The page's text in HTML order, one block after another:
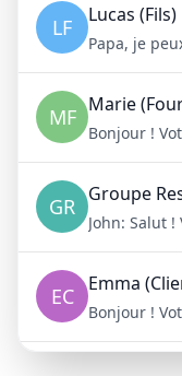
LF Lucas (Fils)
Papa, je
MF Marie
GR Groupe
John: Salut !
EC Emma